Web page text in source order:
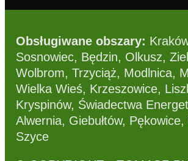
Obsługiwane obszary:
Sosnowiec, Będzin, Olkusz,
Wolbrom, Trzyciąż, Modlnica,
Wielka Wieś, Krzeszowice,
Kryspinów, Świadectwa
Alwernia, Giebułtów,
Szyce